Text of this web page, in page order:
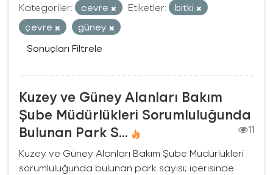
Kategoriler: cevre Etiketler:
bitki
çevre
güney
Sonuçları Filtrele
Kuzey ve Güney Alanları Bakım
Şube Müdürlükleri Sorumluluğunda
Bulunan Park S...
11
Kuzey ve Güney Alanları Bakım Şube Müdürlükleri
sorumluluğunda bulunan park sayısı; içerisinde